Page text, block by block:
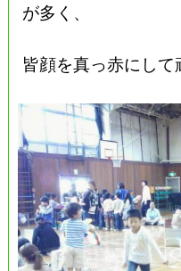
が多く、
皆顔を真っ赤にして